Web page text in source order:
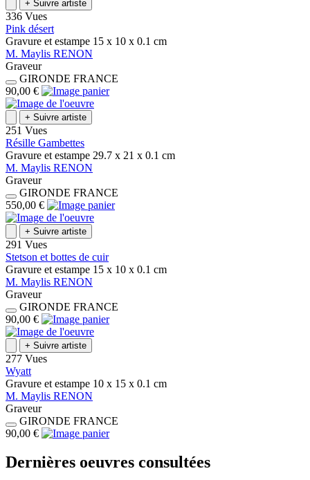
+ Suivre artiste
336 Vues
Pink désert
Gravure et estampe 15 x 10 x 0.1 cm
M. Maylis RENON
Graveur
GIRONDE FRANCE
90,00 €
+ Suivre artiste
251 Vues
Résille Gambettes
Gravure et estampe 29.7 x 21 x 0.1 cm
M. Maylis RENON
Graveur
GIRONDE FRANCE
550,00 €
+ Suivre artiste
291 Vues
Stetson et bottes de cuir
Gravure et estampe 15 x 10 x 0.1 cm
M. Maylis RENON
Graveur
GIRONDE FRANCE
90,00 €
+ Suivre artiste
277 Vues
Wyatt
Gravure et estampe 10 x 15 x 0.1 cm
M. Maylis RENON
Graveur
GIRONDE FRANCE
90,00 €
Dernières oeuvres consultées